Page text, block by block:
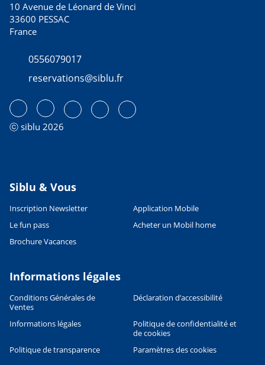
10 Avenue de Léonard de Vinci
33600 PESSAC
France
0556079017
reservations@siblu.fr
ⓒ siblu 2026
Siblu & Vous
Inscription Newsletter
Application Mobile
Le fun pass
Acheter un Mobil home
Brochure Vacances
Informations légales
Conditions Générales de
Ventes
Déclaration d’accessibilité
Informations légales
Politique de confidentialité et
de cookies
Politique de transparence
Paramètres des cookies